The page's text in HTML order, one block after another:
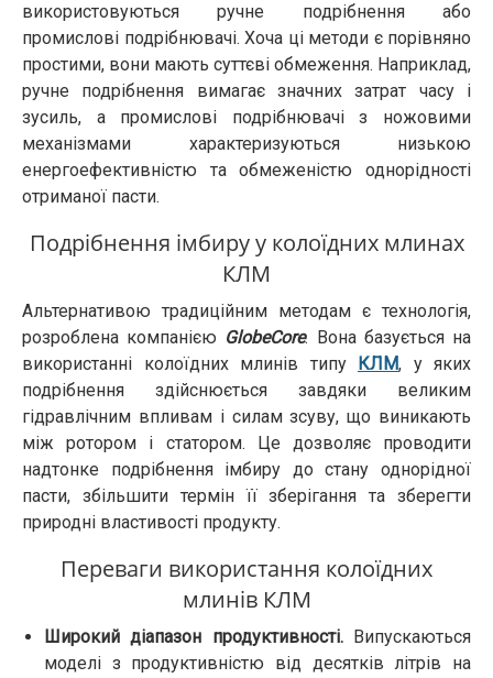
використовуються ручне подрібнення або
промислові подрібнювачі. Хоча ці методи є порівняно
простими, вони мають суттєві обмеження. Наприклад,
ручне подрібнення вимагає значних затрат часу і
зусиль, а промислові подрібнювачі з ножовими
механізмами характеризуються низькою
енергоефективністю та обмеженістю однорідності
отриманої пасти.
Подрібнення імбиру у колоїдних млинах
КЛМ
Альтернативою традиційним методам є технологія,
розроблена компанією GlobeCore. Вона базується на
використанні колоїдних млинів типу
КЛМ, у яких
подрібнення здійснюється завдяки великим
гідравлічним впливам і силам зсуву, що виникають
між ротором і статором. Це дозволяє проводити
надтонке подрібнення імбиру до стану однорідної
пасти, збільшити термін її зберігання та зберегти
природні властивості продукту.
Переваги використання колоїдних
млинів КЛМ
Широкий діапазон продуктивності.Випускаються
моделі з продуктивністю від десятків літрів на